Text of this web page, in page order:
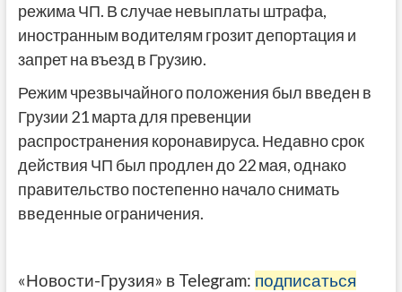
режима ЧП. В случае невыплаты штрафа,
иностранным водителям грозит депортация и
запрет на въезд в Грузию.
Режим чрезвычайного положения был введен в
Грузии 21 марта для превенции
распространения коронавируса. Недавно срок
действия ЧП был продлен до 22 мая, однако
правительство постепенно начало снимать
введенные ограничения.
«Новости-Грузия» в Telegram: подписаться